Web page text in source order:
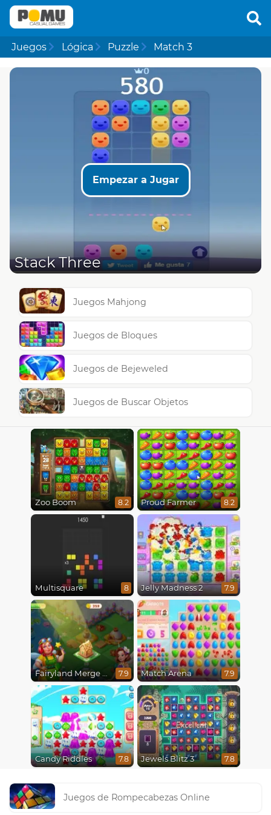
Juegos Lógica Puzzle Match 3
Empezar a Jugar
Stack Three
Juegos Mahjong
Juegos de Bloques
Juegos de Bejeweled
Juegos de Buscar Objetos
Zoo Boom 8.2 Proud Farmer 8.2
Multisquare 8 Jelly Madness 2 7.9
Fairyland Merge and Magic 7.9 Match Arena 7.9
Candy Riddles 7.8 Jewels Blitz 3 7.8
Juegos de Rompecabezas Online